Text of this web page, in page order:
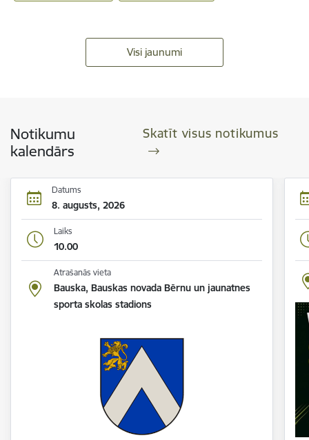
Visi jaunumi
Notikumu
kalendārs
Skatīt visus notikumus
Datums
8. augusts, 2026
Laiks
10.00
Atrašanās vieta
Bauska, Bauskas novada Bērnu un jaunatnes
sporta skolas stadions